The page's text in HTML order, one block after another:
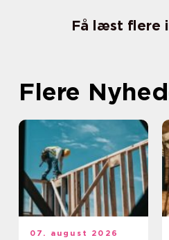
Få læst flere
Flere
07. august 2026